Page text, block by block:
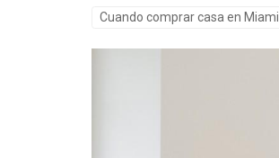
Cuando comprar casa en Miami